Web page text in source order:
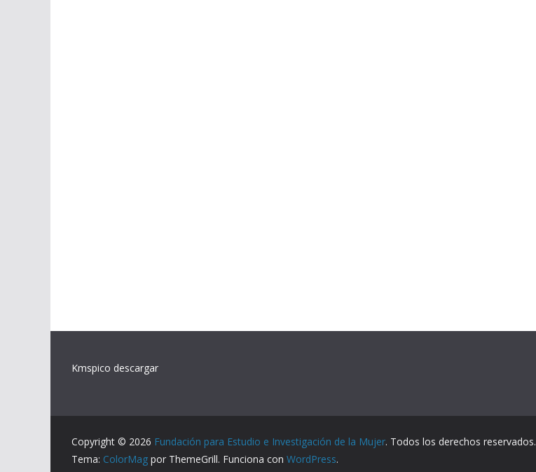
Kmspico descargar
Copyright © 2026 Fundación para Estudio e Investigación de la Mujer. Todos los derechos reservados.
Tema: ColorMag por ThemeGrill. Funciona con WordPress.